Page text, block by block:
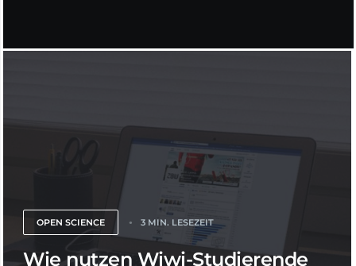
OPEN SCIENCE 3 MIN. LESEZEIT
Wie nutzen Wiwi-Studierende